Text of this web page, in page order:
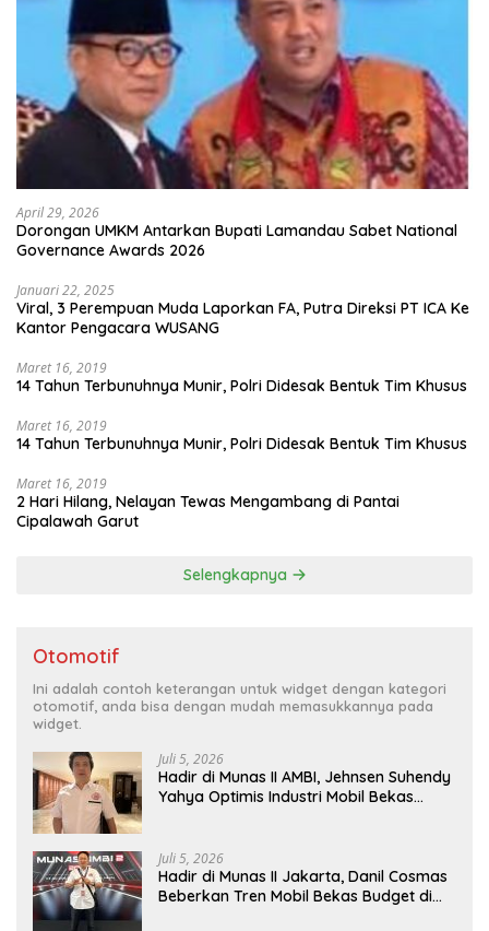
April 29, 2026
Dorongan UMKM Antarkan Bupati Lamandau Sabet National
Governance Awards 2026
Januari 22, 2025
Viral, 3 Perempuan Muda Laporkan FA, Putra Direksi PT ICA Ke
Kantor Pengacara WUSANG
Maret 16, 2019
14 Tahun Terbunuhnya Munir, Polri Didesak Bentuk Tim Khusus
Maret 16, 2019
14 Tahun Terbunuhnya Munir, Polri Didesak Bentuk Tim Khusus
Maret 16, 2019
2 Hari Hilang, Nelayan Tewas Mengambang di Pantai
Cipalawah Garut
Selengkapnya
Otomotif
Ini adalah contoh keterangan untuk widget dengan kategori
otomotif, anda bisa dengan mudah memasukkannya pada
widget.
Juli 5, 2026
Hadir di Munas II AMBI, Jehnsen Suhendy
Yahya Optimis Industri Mobil Bekas
Juli 5, 2026
Hadir di Munas II Jakarta, Danil Cosmas
Beberkan Tren Mobil Bekas Budget di